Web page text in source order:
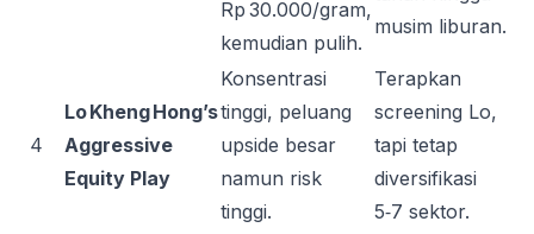
Rp 30.000/gram,
kemudian pulih.
musim liburan.
4
Lo Kheng Hong’s
Aggressive
Equity Play
Konsentrasi
tinggi, peluang
upside besar
namun risk
tinggi.
Terapkan
screening Lo,
tapi tetap
diversifikasi
5‑7 sektor.